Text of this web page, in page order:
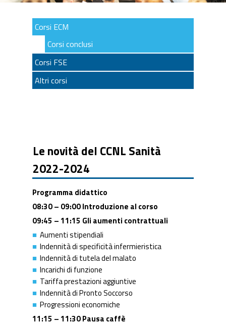
Corsi ECM
Corsi conclusi
Corsi FSE
Altri corsi
Le novità del CCNL Sanità
2022-2024
Programma didattico
08:30 – 09:00 Introduzione al corso
09:45 – 11:15 Gli aumenti contrattuali
Aumenti stipendiali
Indennità di specificità infermieristica
Indennità di tutela del malato
Incarichi di funzione
Tariffa prestazioni aggiuntive
Indennità di Pronto Soccorso
Progressioni economiche
11:15 – 11:30 Pausa caffè